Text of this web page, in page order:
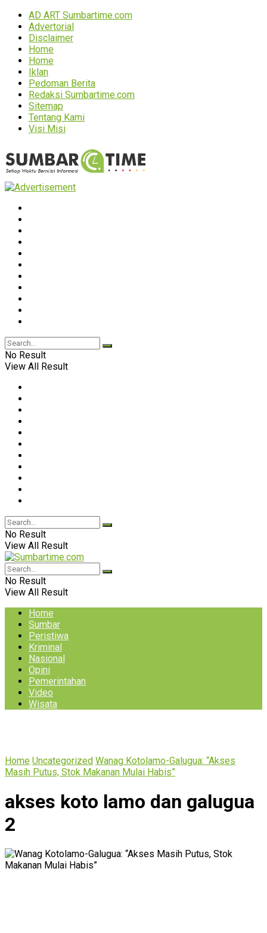
AD ART Sumbartime.com
Advertorial
Disclaimer
Home
Home
Iklan
Pedoman Berita
Redaksi Sumbartime.com
Sitemap
Tentang Kami
Visi Misi
No Result
View All Result
No Result
View All Result
No Result
View All Result
Home
Sumbar
Peristiwa
Kriminal
Nasional
Opini
Pemerintahan
Video
Wisata
Home Uncategorized Wanag Kotolamo-Galugua: “Akses
Masih Putus, Stok Makanan Mulai Habis”
akses koto lamo dan galugua
2